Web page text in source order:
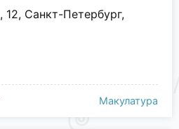
12, Санкт-Петербург,
Макулатура